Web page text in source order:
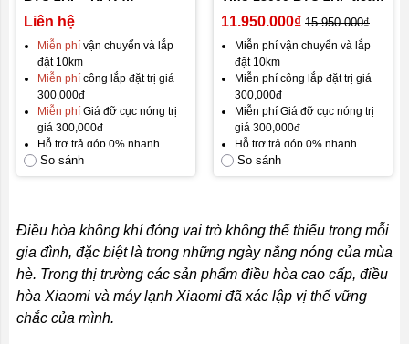
50GW/D1A3
Liên hệ
Miễn phí vận chuyển và lắp
đặt 10km
Miễn phí công lắp đặt trị giá
300,000đ
Miễn phí Giá đỡ cục nóng trị
giá 300,000đ
Hỗ trợ trả góp 0% nhanh
chóng
Hàng mới100%
hành 12 tháng, đổi mới trong
30 ngày đầu.
Gói bảo hành vàng:24 tháng
bảo hành.
GIÁ TỐT NHẤT THỊ
TRƯỜNG!
So sánh
kiệm điện KFR-
11.950.000₫ 15.950.000₫
Miễn phí vận chuyển và lắp
đặt 10km
Miễn phí công lắp đặt trị giá
300,000đ
Miễn phí Giá đỡ cục nóng trị
giá 300,000đ
Hỗ trợ trả góp 0% nhanh
chóng
Hàng mới 100%
trong 30 ngày đầu.
GIÁ TỐT NHẤT THỊ TRƯỜNG
So sánh
Điều hòa không khí đóng vai trò không thể thiếu trong mỗi
gia đình, đặc biệt là trong những ngày nắng nóng của mùa
hè. Trong thị trường các sản phẩm điều hòa cao cấp, điều
hòa Xiaomi và máy lạnh Xiaomi đã xác lập vị thế vững
chắc của mình.